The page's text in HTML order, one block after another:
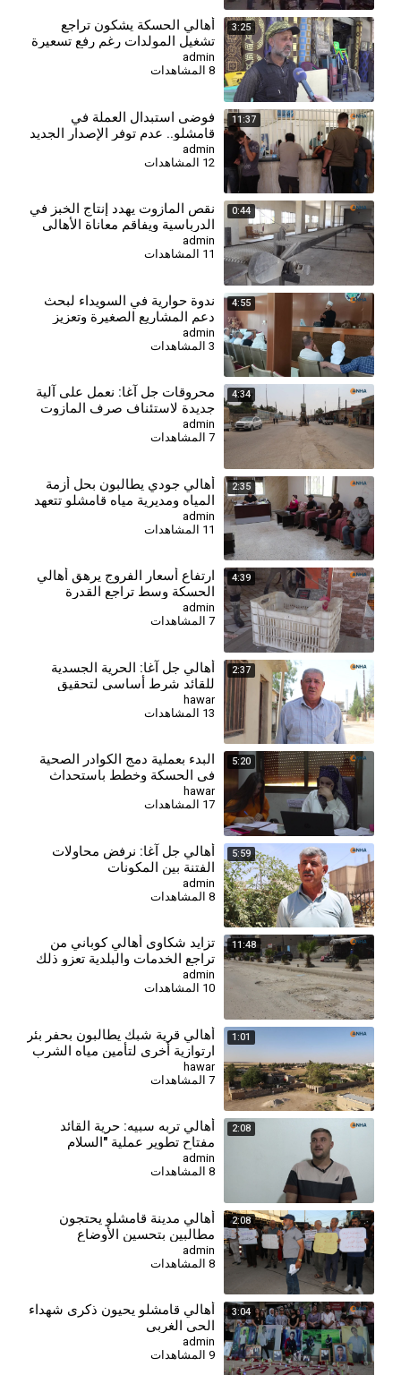
3:25
⁣أهالي الحسكة يشكون تراجع
تشغيل المولدات رغم رفع تسعيرة
الأمبير
admin
8 المشاهدات
11:37
⁣فوضى استبدال العملة في
قامشلو.. عدم توفر الإصدار الجديد
يفاقم معاناة المواطنين
admin
0:44
نقص المازوت يهدد إنتاج الخبز في
الدرباسية ويفاقم معاناة الأهالي
admin
11 المشاهدات
4:55
⁣ندوة حوارية في السويداء لبحث
دعم المشاريع الصغيرة وتعزيز
الشراكات الاستثمارية
admin
3 المشاهدات
4:34
⁣محروقات جل آغا: نعمل على آلية
جديدة لاستئناف صرف المازوت
الخدمي لمستحقيه
admin
7 المشاهدات
2:35
أهالي جودي يطالبون بحل أزمة
المياه ومديرية مياه قامشلو تتعهد
بإجراءات إسعافية
admin
4:39
⁣ارتفاع أسعار الفروج يرهق أهالي
الحسكة وسط تراجع القدرة
الشرائية
admin
7 المشاهدات
2:37
أهالي جل آغا: الحرية الجسدية
للقائد شرط أساسي لتحقيق
السلام وحل القضية الكردية
hawar
13 المشاهدات
5:20
البدء بعملية دمج الكوادر الصحية
في الحسكة وخطط باستحداث
مراكز جديدة
hawar
17 المشاهدات
5:59
أهالي جل آغا: نرفض محاولات
الفتنة بين المكونات
admin
8 المشاهدات
11:48
⁣تزايد شكاوى أهالي كوباني من
تراجع الخدمات والبلدية تعزو ذلك
لغياب الدعم
admin
1:01
أهالي قرية شبك يطالبون بحفر بئر
ارتوازية أخرى لتأمين مياه الشرب
hawar
7 المشاهدات
2:08
⁣أهالي تربه سبيه: حرية القائد
مفتاح تطوير عملية "السلام
والمجتمع الديمقراطي"
admin
2:08
أهالي مدينة قامشلو يحتجون
مطالبين بتحسين الأوضاع
المعيشية والخدمية
admin
3:04
⁣أهالي قامشلو يحيون ذكرى شهداء
الحي الغربي
admin
9 المشاهدات